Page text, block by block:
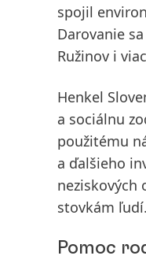
spojil
Darovanie
Ružinov i
Henkel
a sociálnu
použitému
a ďalšieho
neziskových
stovkám ľudí.
Pomoc